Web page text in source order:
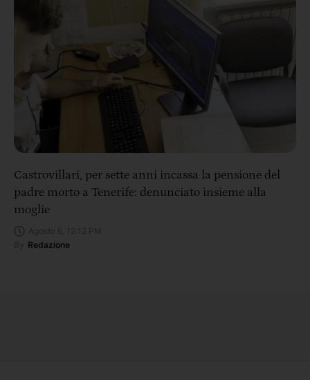
Castrovillari, per sette anni incassa la pensione del
padre morto a Tenerife: denunciato insieme alla
moglie
Redazione